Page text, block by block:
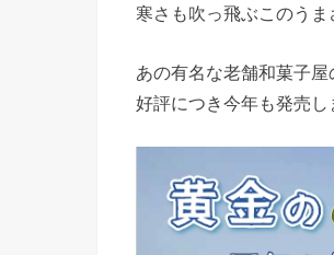
寒さも吹っ飛ぶこのうま
あの有名な老舗和菓子屋
好評につき今年も発売し